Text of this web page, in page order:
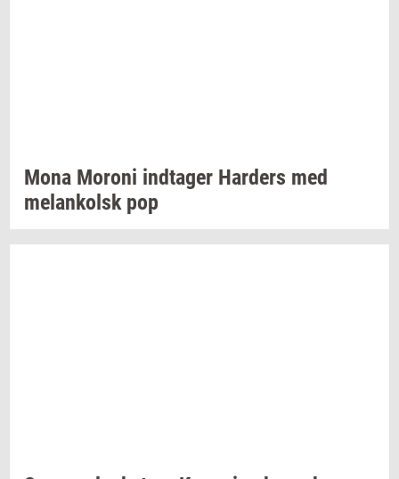
Mona Mor­o­ni ind­ta­ger Har­ders med
melan­kolskpop